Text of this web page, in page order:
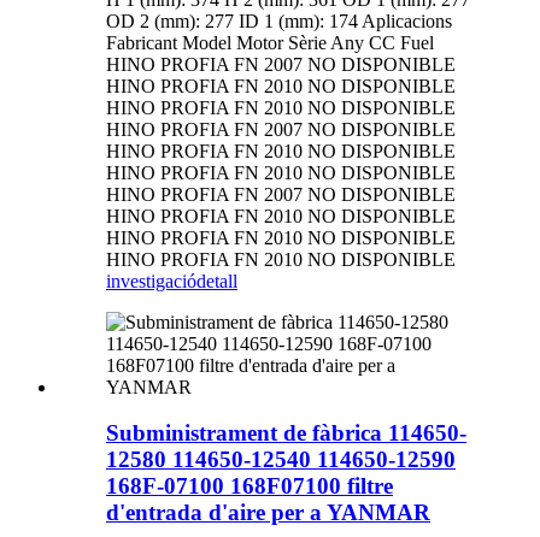
OD 2 (mm): 277 ID 1 (mm): 174 Aplicacions
Fabricant Model Motor Sèrie Any CC Fuel
HINO PROFIA FN 2007 NO DISPONIBLE
HINO PROFIA FN 2010 NO DISPONIBLE
HINO PROFIA FN 2010 NO DISPONIBLE
HINO PROFIA FN 2007 NO DISPONIBLE
HINO PROFIA FN 2010 NO DISPONIBLE
HINO PROFIA FN 2010 NO DISPONIBLE
HINO PROFIA FN 2007 NO DISPONIBLE
HINO PROFIA FN 2010 NO DISPONIBLE
HINO PROFIA FN 2010 NO DISPONIBLE
HINO PROFIA FN 2010 NO DISPONIBLE
investigaciódetall
Subministrament de fàbrica 114650-
12580 114650-12540 114650-12590
168F-07100 168F07100 filtre
d'entrada d'aire per a YANMAR